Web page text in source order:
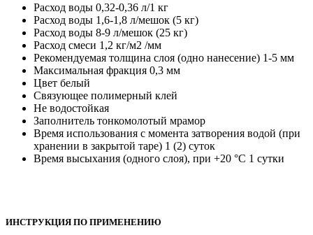
Расход воды 0,32-0,36 л/1 кг
Расход воды 1,6-1,8 л/мешок (5 кг)
Расход воды 8-9 л/мешок (25 кг)
Расход смеси 1,2 кг/м2 /мм
Рекомендуемая толщина слоя (одно нанесение) 1-5 мм
Максимальная фракция 0,3 мм
Цвет белый
Связующее полимерный клей
Не водостойкая
Заполнитель тонкомолотый мрамор
Время использования с момента затворения водой (при
хранении в закрытой таре) 1 (2) суток
Время высыхания (одного слоя), при +20 °С 1 сутки
ИНСТРУКЦИЯ ПО ПРИМЕНЕНИЮ